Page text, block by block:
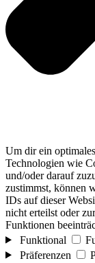
Um dir ein
Technologien wie
und/oder darauf
zustimmst, können
IDs auf dieser
nicht erteilst oder
Funktionen
Funktional
Präferenzen